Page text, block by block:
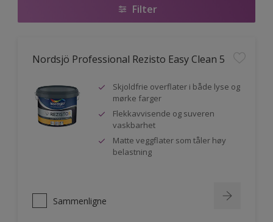
Filter
Nordsjö Professional Rezisto Easy Clean 5
Skjoldfrie overflater i både lyse og
mørke farger
Flekkavvisende og suveren
vaskbarhet
Matte veggflater som tåler høy
belastning
Sammenligne